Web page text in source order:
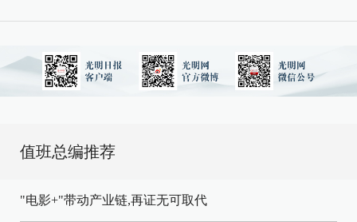
值班总编推荐
"电影+"带动产业链,再证无可取代